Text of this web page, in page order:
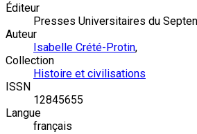
Éditeur
Presses Universitaires du
Auteur
Isabelle Crété-Protin,
Collection
Histoire et civilisations
ISSN
12845655
Langue
français